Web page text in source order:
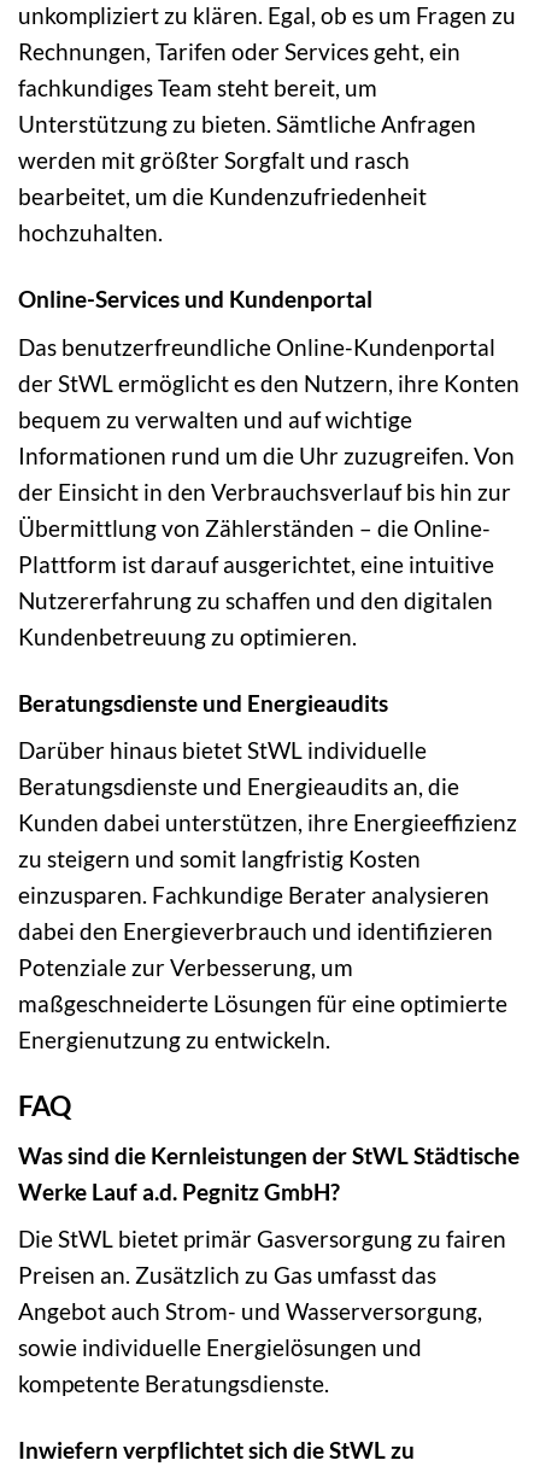
unkompliziert zu klären. Egal, ob es um Fragen zu
Rechnungen, Tarifen oder Services geht, ein
fachkundiges Team steht bereit, um
Unterstützung zu bieten. Sämtliche Anfragen
werden mit größter Sorgfalt und rasch
bearbeitet, um die Kundenzufriedenheit
hochzuhalten.
Online-Services und Kundenportal
Das benutzerfreundliche Online-Kundenportal
der StWL ermöglicht es den Nutzern, ihre Konten
bequem zu verwalten und auf wichtige
Informationen rund um die Uhr zuzugreifen. Von
der Einsicht in den Verbrauchsverlauf bis hin zur
Übermittlung von Zählerständen – die Online-
Plattform ist darauf ausgerichtet, eine intuitive
Nutzererfahrung zu schaffen und den digitalen
Kundenbetreuung zu optimieren.
Beratungsdienste und Energieaudits
Darüber hinaus bietet StWL individuelle
Beratungsdienste und Energieaudits an, die
Kunden dabei unterstützen, ihre Energieeffizienz
zu steigern und somit langfristig Kosten
einzusparen. Fachkundige Berater analysieren
dabei den Energieverbrauch und identifizieren
Potenziale zur Verbesserung, um
maßgeschneiderte Lösungen für eine optimierte
Energienutzung zu entwickeln.
FAQ
Was sind die Kernleistungen der StWL Städtische
Werke Lauf a.d. Pegnitz GmbH?
Die StWL bietet primär Gasversorgung zu fairen
Preisen an. Zusätzlich zu Gas umfasst das
Angebot auch Strom- und Wasserversorgung,
sowie individuelle Energielösungen und
kompetente Beratungsdienste.
Inwiefern verpflichtet sich die StWL zu